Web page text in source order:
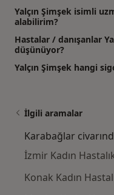
Yalçın Şimşek isimli
alabilirim?
Hastalar / danışanlar
düşünüyor?
Yalçın Şimşek hangi
İlgili aramalar
Karabağlar
İzmir Kadın
Konak Kadın